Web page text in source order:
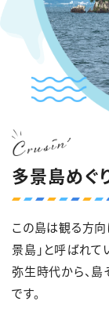
多景島めぐ
この島は観る方向
景島」と呼ばれて
弥生時代から、島
です。